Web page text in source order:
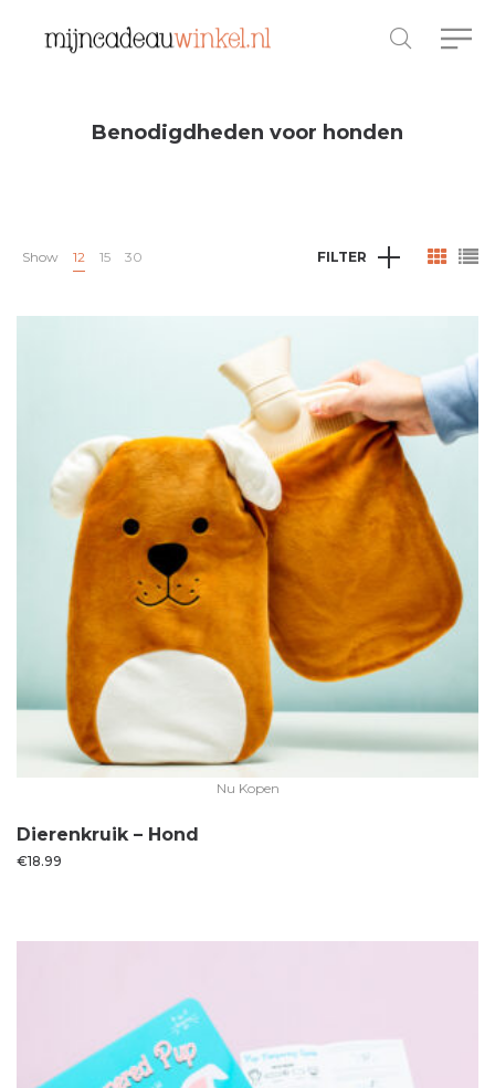
Benodigdheden voor honden
Show 12 15 30 FILTER
Nu Kopen
Dierenkruik – Hond
€18.99